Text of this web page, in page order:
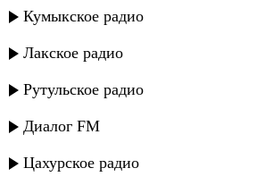
Кумыкское радио
Лакское радио
Рутульское радио
Диалог FM
Цахурское радио
Пазилат Омарова - Акушинка
Мурад РАМАЗАНОВ и